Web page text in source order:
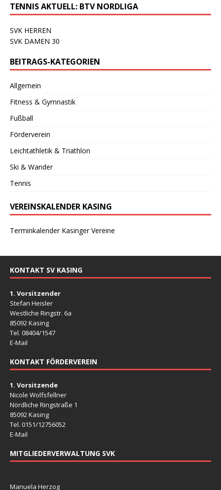
TENNIS AKTUELL: BTV NORDLIGA
SVK HERREN
SVK DAMEN 30
BEITRAGS-KATEGORIEN
Allgemein
Fitness & Gymnastik
Fußball
Förderverein
Leichtathletik & Triathlon
Ski & Wander
Tennis
VEREINSKALENDER KASING
Terminkalender Kasinger Vereine
KONTAKT SV KASING
1. Vorsitzender
Stefan Heisler
Westliche Ringstr. 6a
85092 Kasing
Tel. 08404/1547
E-Mail
KONTAKT FÖRDERVEREIN
1. Vorsitzende
Nicole Wolfsfellner
Nördliche Ringstraße 1
85092 Kasing
Tel. 0151/12756052
E-Mail
MITGLIEDERVERWALTUNG SVK
Manuela Herzog